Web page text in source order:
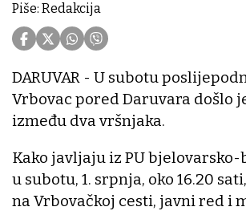
Piše: Redakcija
DARUVAR - U subotu
Vrbovac pored Daruvara došlo
između dva vršnjaka.
Kako javljaju iz PU bjelovarsko-
u subotu, 1. srpnja, oko 16.20
na Vrbovačkoj cesti, javni red i